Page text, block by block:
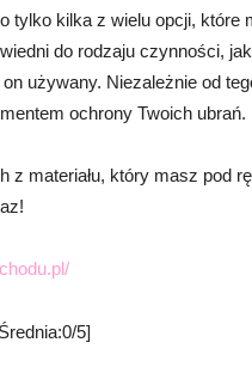
tylko kilka z wielu opcji,
do rodzaju czynności,
używany. Niezależnie od
ochrony Twoich ubrań.
z materiału, który masz pod
5]